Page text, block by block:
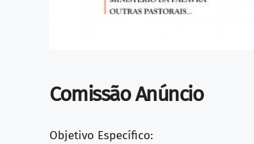
Comissão Anúncio
Objetivo Específico: